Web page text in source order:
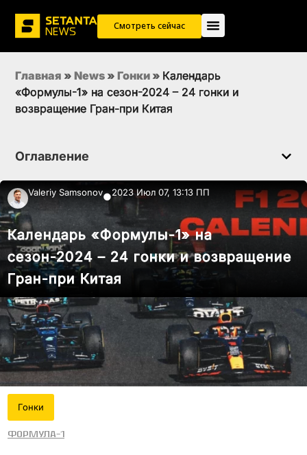
Смотреть сейчас
Главная » News » Гонки » Календарь
«Формулы-1» на сезон-2024 – 24 гонки и
возвращение Гран-при Китая
Оглавление
Valeriy Samsonov●2023 Июл 07, 13:13 ПП
Календарь «Формулы-1» на
сезон-2024 – 24 гонки и возвращение
Гран-при Китая
Гонки
Формула-1